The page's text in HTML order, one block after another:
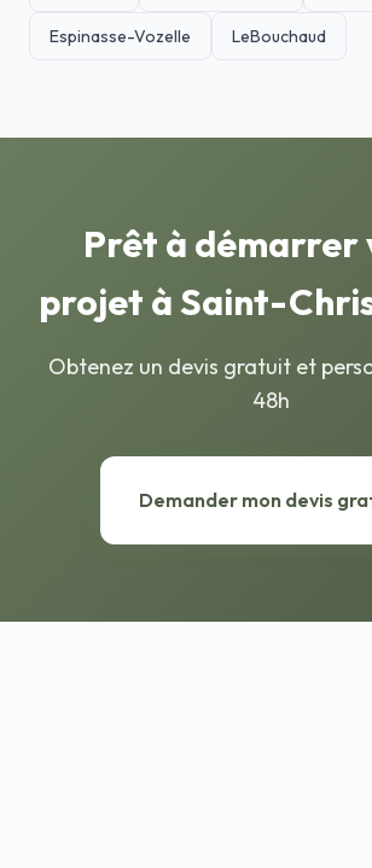
Espinasse-Vozelle LeBouchaud
Prêt à démarrer
projet à Saint-
Obtenez un devis gratuit et
48h
Demander mon devis